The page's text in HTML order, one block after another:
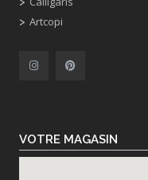
Artcopi
VOTRE MAGASIN